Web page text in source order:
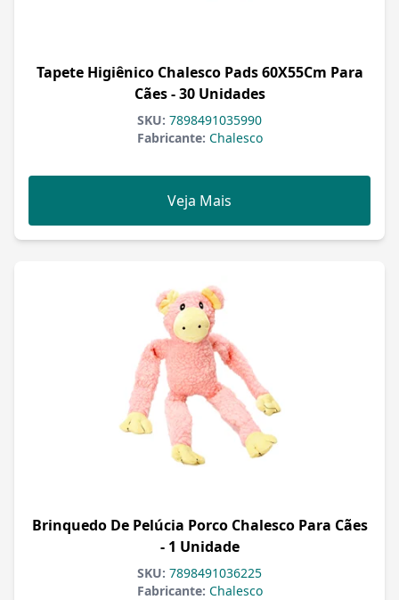
Tapete Higiênico Chalesco Pads 60X55Cm Para
Cães - 30 Unidades
SKU: 7898491035990
Fabricante: Chalesco
Veja Mais
Brinquedo De Pelúcia Porco Chalesco Para Cães
- 1 Unidade
SKU: 7898491036225
Fabricante: Chalesco